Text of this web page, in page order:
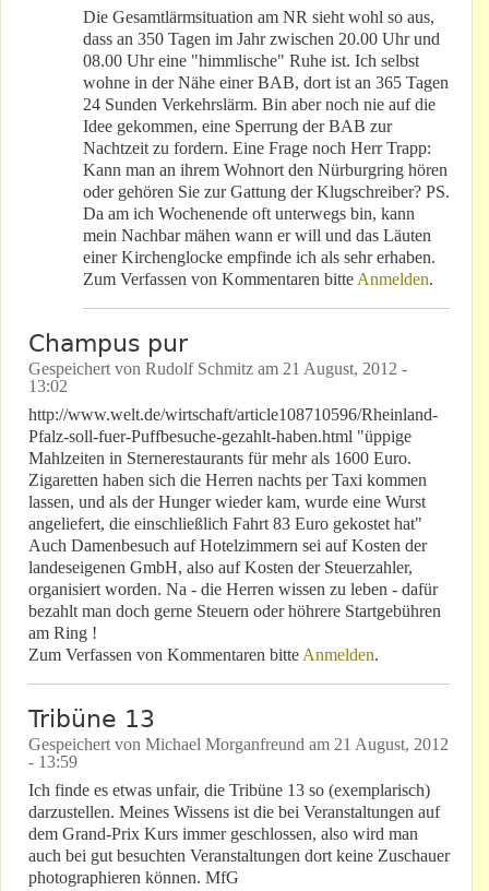
Die Gesamtlärmsituation am NR sieht wohl so aus,
dass an 350 Tagen im Jahr zwischen 20.00 Uhr und
08.00 Uhr eine "himmlische" Ruhe ist. Ich selbst
wohne in der Nähe einer BAB, dort ist an 365 Tagen
24 Sunden Verkehrslärm. Bin aber noch nie auf die
Idee gekommen, eine Sperrung der BAB zur
Nachtzeit zu fordern. Eine Frage noch Herr Trapp:
Kann man an ihrem Wohnort den Nürburgring hören
oder gehören Sie zur Gattung der Klugschreiber? PS.
Da am ich Wochenende oft unterwegs bin, kann
mein Nachbar mähen wann er will und das Läuten
einer Kirchenglocke empfinde ich als sehr erhaben.
Zum Verfassen von Kommentaren bitte Anmelden.
Champus pur
Gespeichert von Rudolf Schmitz am 21 August, 2012 -
13:02
http://www.welt.de/wirtschaft/article108710596/Rheinland-
Pfalz-soll-fuer-Puffbesuche-gezahlt-haben.html "üppige
Mahlzeiten in Sternerestaurants für mehr als 1600 Euro.
Zigaretten haben sich die Herren nachts per Taxi kommen
lassen, und als der Hunger wieder kam, wurde eine Wurst
angeliefert, die einschließlich Fahrt 83 Euro gekostet hat"
Auch Damenbesuch auf Hotelzimmern sei auf Kosten der
landeseigenen GmbH, also auf Kosten der Steuerzahler,
organisiert worden. Na - die Herren wissen zu leben - dafür
bezahlt man doch gerne Steuern oder höhrere Startgebühren
am Ring !
Zum Verfassen von Kommentaren bitte Anmelden.
Tribüne 13
Gespeichert von Michael Morganfreund am 21 August, 2012
- 13:59
Ich finde es etwas unfair, die Tribüne 13 so (exemplarisch)
darzustellen. Meines Wissens ist die bei Veranstaltungen auf
dem Grand-Prix Kurs immer geschlossen, also wird man
auch bei gut besuchten Veranstaltungen dort keine Zuschauer
photographieren können. MfG